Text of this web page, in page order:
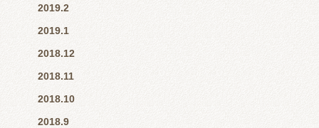
2019.2
2019.1
2018.12
2018.11
2018.10
2018.9